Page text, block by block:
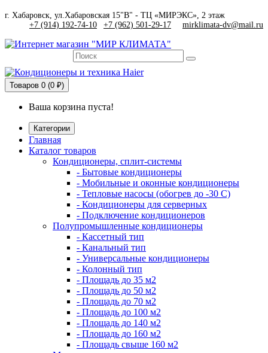
г. Хабаровск, ул.Хабаровская 15"В" - ТЦ «МИРЭКС», 2 этаж
+7 (914) 192-74-10
+7 (962) 501-29-17 mirklimata-dv@mail.ru
Товаров 0 (0 ₽)
Ваша корзина пуста!
Категории
Главная
Каталог товаров
Кондиционеры, сплит-системы
- Бытовые кондиционеры
- Мобильные и оконные кондиционеры
- Тепловые насосы (обогрев до -30 C)
- Кондиционеры для серверных
- Подключение кондиционеров
Полупромышленные кондиционеры
- Кассетный тип
- Канальный тип
- Универсальные кондиционеры
- Колонный тип
- Площадь до 35 м2
- Площадь до 50 м2
- Площадь до 70 м2
- Площадь до 100 м2
- Площадь до 140 м2
- Площадь до 160 м2
- Площадь свыше 160 м2